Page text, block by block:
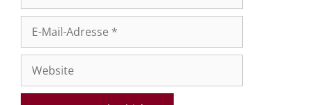
Mail-
Adresse
Website